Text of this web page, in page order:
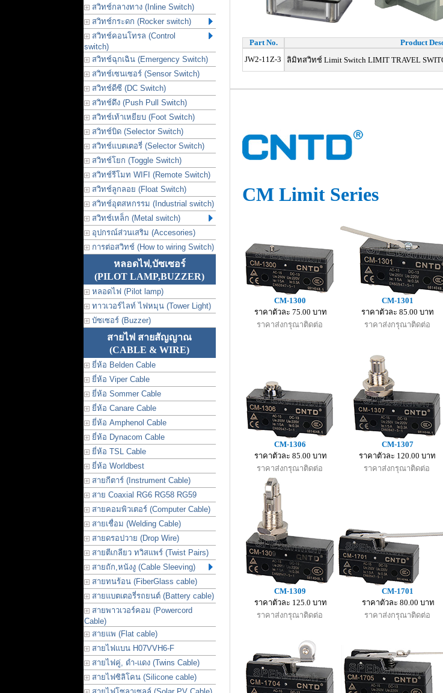
สวิทช์กลางทาง (Inline Switch)
สวิทช์กระดก (Rocker switch)
สวิทช์คอนโทรล (Control
switch)
สวิทช์ฉุกเฉิน (Emergency Switch)
สวิทช์เซนเซอร์ (Sensor Switch)
สวิทช์ดีซี (DC Switch)
สวิทช์ดึง (Push Pull Switch)
สวิทช์เท้าเหยียบ (Foot Switch)
สวิทช์บิด (Selector Switch)
สวิทช์แบตเตอรี่ (Selector Switch)
สวิทช์โยก (Toggle Switch)
สวิทช์รีโมท WIFI (Remote Switch)
สวิทช์ลูกลอย (Float Switch)
สวิทช์อุตสหกรรม (Industrial switch)
สวิทช์เหล็ก (Metal switch)
อุปกรณ์ส่วนเสริม (Accesories)
การต่อสวิทช์ (How to wiring Switch)
หลอดไฟ,บัซเซอร์
(PILOT LAMP,BUZZER)
หลอดไฟ (Pilot lamp)
ทาวเวอร์ไลท์ ไฟหมุน (Tower Light)
บัซเซอร์ (Buzzer)
สายไฟ สายสัญญาณ
(CABLE & WIRE)
ยี่ห้อ Belden Cable
ยี่ห้อ Viper Cable
ยี่ห้อ Sommer Cable
ยี่ห้อ Canare Cable
ยี่ห้อ Amphenol Cable
ยี่ห้อ Dynacom Cable
ยี่ห้อ TSL Cable
ยี่ห้อ Worldbest
สายกีตาร์ (Instrument Cable)
สาย Coaxial RG6 RG58 RG59
สายคอมพิวเตอร์ (Computer Cable)
สายเชื่อม (Welding Cable)
สายดรอปวาย (Drop Wire)
สายตีเกลียว ทวิสแพร์ (Twist Pairs)
สายถัก,หนังงู (Cable Sleeving)
สายทนร้อน (FiberGlass cable)
สายแบตเตอรี่รถยนต์ (Battery cable)
สายพาวเวอร์คอม (Powercord
Cable)
สายแพ (Flat cable)
สายไฟแบน H07VVH6-F
สายไฟคู่, ดำ-แดง (Twins Cable)
สายไฟซิลิโคน (Silicone cable)
Part No. Product
JW2-11Z-3
ลิมิทสวิทช์ Limit Switch LIMIT TRAVEL
CM Limit Series
CM-1300 CM-1301
ราคาตัวละ 75.00 บาท
ราคาส่งกรุณาติดต่อ
ราคาตัวละ 85.00 บาท
ราคาส่งกรุณาติดต่อ
CM-1306 CM-1307
ราคาตัวละ 85.00 บาท
ราคาส่งกรุณาติดต่อ
ราคาตัวละ 120.00 บาท
ราคาส่งกรุณาติดต่อ
CM-1309 CM-1701
ราคาตัวละ 125.0 บาท
ราคาส่งกรุณาติดต่อ
ราคาตัวละ 80.00 บาท
ราคาส่งกรุณาติดต่อ